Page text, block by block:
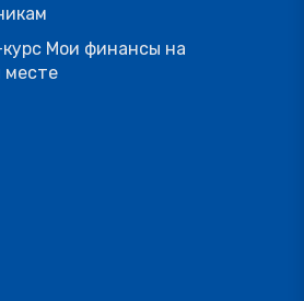
Мои финансы на
месте